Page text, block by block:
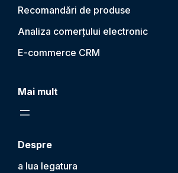
Recomandări de produse
Analiza comerțului electronic
E-commerce CRM
Mai mult
Despre
a lua legatura